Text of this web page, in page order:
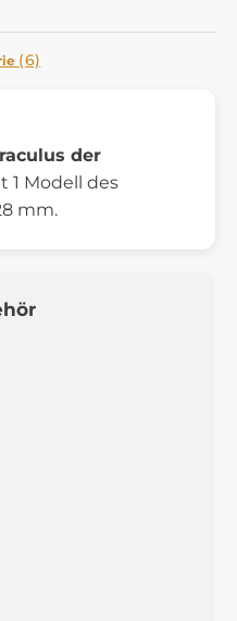
(6)
der
1 Modell des
mm.